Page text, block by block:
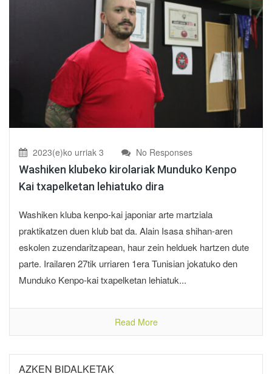
2023(e)ko urriak 3 No Responses
Washiken klubeko kirolariak Munduko Kenpo
Kai txapelketan lehiatuko dira
Washiken kluba kenpo-kai japoniar arte martziala
praktikatzen duen klub bat da. Alain Isasa shihan-aren
eskolen zuzendaritzapean, haur zein helduek hartzen dute
parte. Irailaren 27tik urriaren 1era Tunisian jokatuko den
Munduko Kenpo-kai txapelketan lehiatuk...
Read More
AZKEN BIDALKETAK